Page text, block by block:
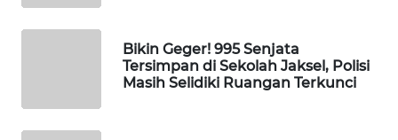
Bikin Geger! 995 Senjata
Tersimpan di Sekolah Jaksel, Polisi
Masih Selidiki Ruangan Terkunci
WAHANA
DESA